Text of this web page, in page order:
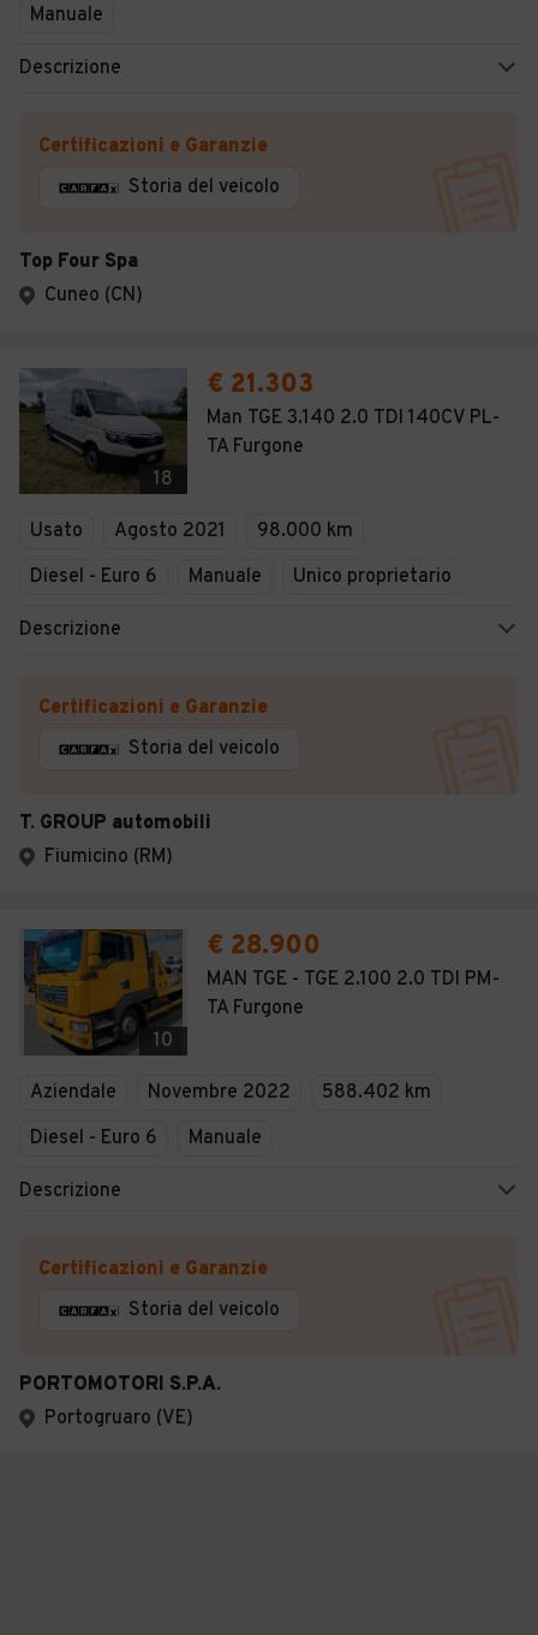
Manuale
Descrizione
Certificazioni e Garanzie
Storia del veicolo
Top Four Spa
Cuneo (CN)
18
€ 21.303
Man TGE 3.140 2.0 TDI 140CV PL-
TA Furgone
Usato Agosto 2021
98.000 km
Diesel - Euro 6
Manuale Unico proprietario
Descrizione
Certificazioni e Garanzie
Storia del veicolo
T. GROUP automobili
Fiumicino (RM)
10
€ 28.900
MAN TGE - TGE 2.100 2.0 TDI PM-
TA Furgone
Aziendale Novembre 2022
588.402 km
Diesel - Euro 6
Manuale
Descrizione
Certificazioni e Garanzie
Storia del veicolo
PORTOMOTORI S.P.A.
Portogruaro (VE)